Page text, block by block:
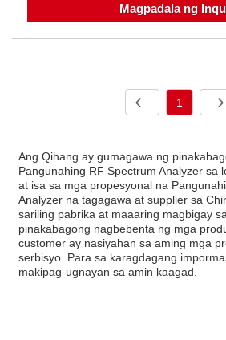
Magpadala ng
1
Ang Qihang ay gumagawa ng
Pangunahing RF Spectrum Analyzer sa
at isa sa mga propesyonal na
Analyzer na tagagawa at supplier sa
sariling pabrika at maaaring magbigay
pinakabagong nagbebenta ng mga
customer ay nasiyahan sa aming mga
serbisyo. Para sa karagdagang
makipag-ugnayan sa amin kaagad.